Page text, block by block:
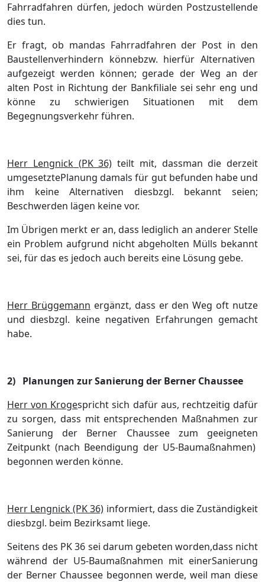
Fahrradfahren dürfen, jedoch würden Postzustellende
dies tun.
Er fragt, ob mandas Fahrradfahren der Post in den
Baustellenverhindern könnebzw. hierfür Alternativen
aufgezeigt werden können; gerade der Weg an der
alten Post in Richtung der Bankfilialesei sehr eng und
könne zu schwierigen Situationen mit dem
Begegnungsverkehr führen.
Herr Lengnick(PK 36) teilt mit, dassman die derzeit
umgesetztePlanungdamals für gut befunden habe und
ihm keineAlternativen diesbzgl. bekannt seien;
Beschwerden lägen keine vor.
Im Übrigen merkt er an, dass lediglich an anderer Stelle
ein Problem aufgrund nicht abgeholten Mülls bekannt
sei, für das es jedoch auch bereits eine Lösung gebe.
Herr Brüggemann ergänzt, dass erden Weg oft nutze
und diesbzgl. keine negativen Erfahrungen gemacht
habe.
2) Planungen zur Sanierung der Berner Chaussee
Herr von Krogespricht sich dafür aus, rechtzeitigdafür
zu sorgen, dass mit entsprechenden Maßnahmen zur
Sanierung der Berner Chaussee zum geeigneten
Zeitpunkt (nach Beendigung der U5-Baumaßnahmen)
begonnen werden könne.
Herr Lengnick (PK 36) informiert, dass dieZuständigkeit
diesbzgl. beim Bezirksamt liege.
Seitens des PK36 sei darum gebeten worden,dass nicht
während der U5-Baumaßnahmen mit einerSanierung
der Berner Chaussee begonnen werde, weil man diese